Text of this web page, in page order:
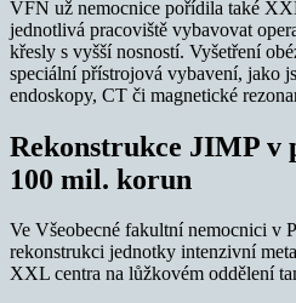
VFN už nemocnice pořídila také
jednotlivá pracoviště vybavovat
křesly s vyšší nosností. Vyšetření
speciální přístrojová vybavení, jako
endoskopy, CT či magnetické
Rekonstrukce JIMP v
100 mil. korun
Ve Všeobecné fakultní nemocnici v
rekonstrukci jednotky intenzivní
XXL centra na lůžkovém oddělení